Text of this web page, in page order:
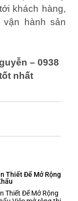
khách hàng,
hành sản
– 0938
nhất
Thiết Để Mở Rộng
Thiết Để Mở Rộng